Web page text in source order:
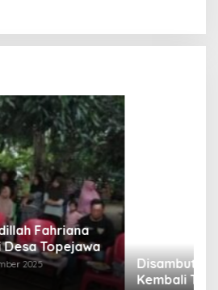
Warga, Andi Nurul Fathiya
di Banggae